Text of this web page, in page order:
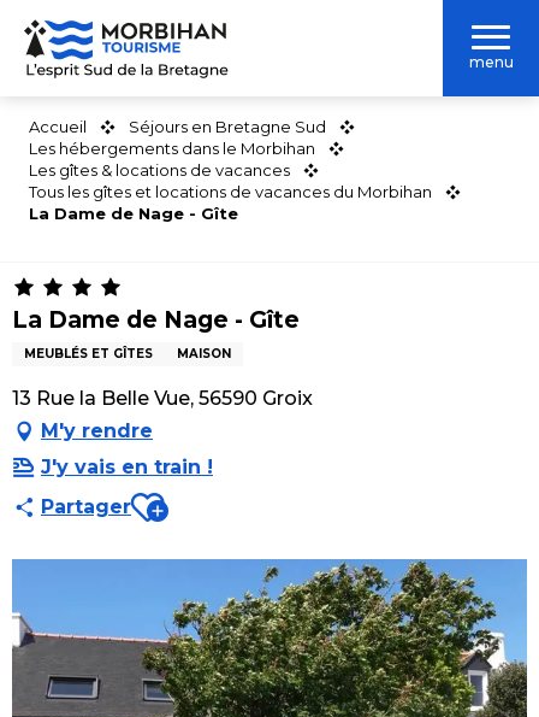
Aller
contenu
menu
Accueil
Séjours en Bretagne Sud
Les hébergements dans le Morbihan
Les gîtes & locations de vacances
Tous les gîtes et locations de vacances du Morbihan
La Dame de Nage - Gîte
La Dame de Nage - Gîte
MEUBLÉS ET GÎTES MAISON
13 Rue la Belle Vue, 56590 Groix
M'y rendre
J'y vais en train !
PartagerAjouter aux favoris